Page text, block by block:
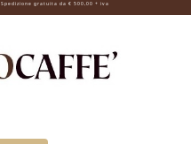
Spedizione gratuita da € 500,00 + iva